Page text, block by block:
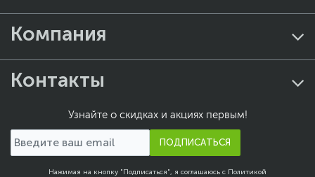
Компания
Контакты
Узнайте о скидках и акциях первым!
ПОДПИСАТЬСЯ
Нажимая на кнопку "Подписаться", я соглашаюсь с Политикой